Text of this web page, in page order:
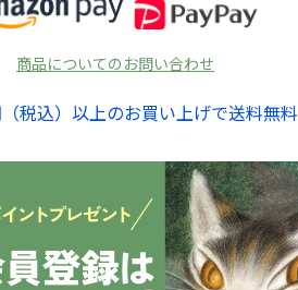
商品についてのお問い合わせ
税込）以上のお買い上げで送料無料